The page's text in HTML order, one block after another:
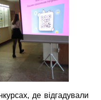
де відгадували